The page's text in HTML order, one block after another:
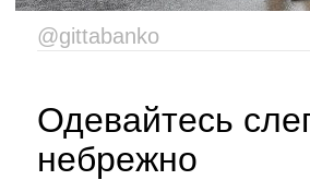
@gittabanko
Одевайтесь
небрежно